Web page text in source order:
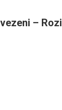
– Rozi